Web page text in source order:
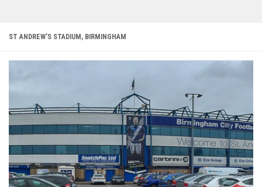
ST ANDREW’S STADIUM, BIRMINGHAM